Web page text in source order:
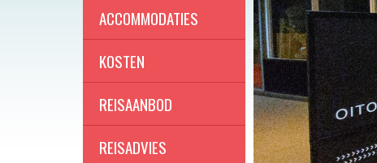
ACCOMMODATIES
KOSTEN
REISAANBOD
REISADVIES